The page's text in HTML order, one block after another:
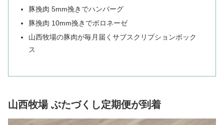
豚挽肉 5mm挽きでハンバーグ
豚挽肉 10mm挽きでボロネーゼ
山西牧場の豚肉が毎月届くサブスクリプションボック
ス
山西牧場 ぶたづくし定期便が到着